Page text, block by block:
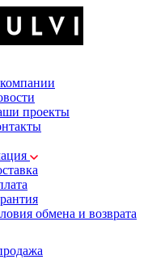
проекты
обмена и возврата